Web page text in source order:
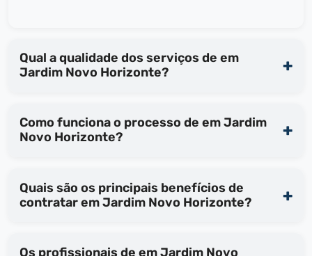
Qual a qualidade dos serviços de em
Jardim Novo Horizonte?
Como funciona o processo de em Jardim
Novo Horizonte?
Quais são os principais benefícios de
contratar em Jardim Novo Horizonte?
Os profissionais de em Jardim Novo